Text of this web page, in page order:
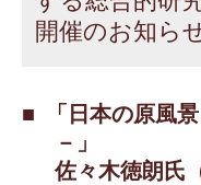
開催のお知ら
「日本の原風
－」
佐々木徳朗氏